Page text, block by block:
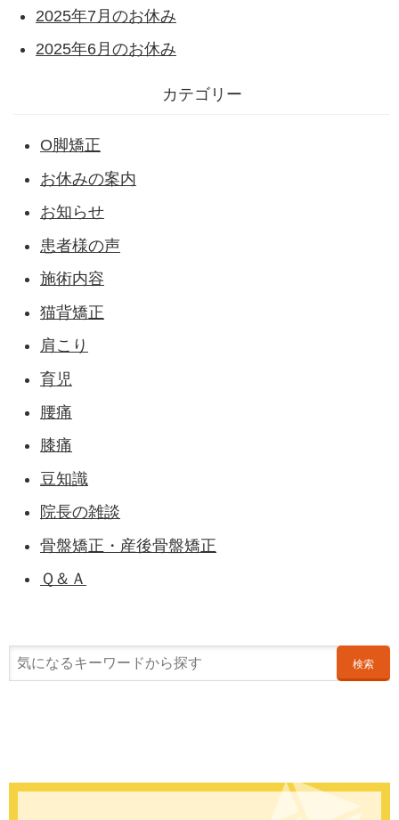
2025年7月のお休み
2025年6月のお休み
カテゴリー
O脚矯正
お休みの案内
お知らせ
患者様の声
施術内容
猫背矯正
肩こり
育児
腰痛
膝痛
豆知識
院長の雑談
骨盤矯正・産後骨盤矯正
Ｑ＆Ａ
検索